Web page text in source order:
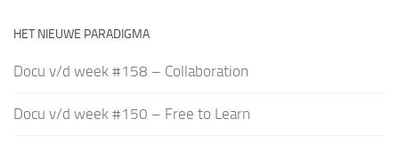
HET NIEUWE PARADIGMA
Docu v/d week #158 – Collaboration
Docu v/d week #150 – Free to Learn